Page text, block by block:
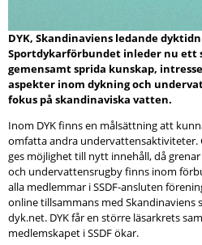
DYK, Skandinaviens ledande
Sportdykarförbundet inleder nu ett
gemensamt sprida kunskap,
aspekter inom dykning och
fokus på skandinaviska vatten.
Inom DYK finns en målsättning att
omfatta andra undervattensaktiviteter.
ges möjlighet till nytt innehåll, då
och undervattensrugby finns inom
alla medlemmar i SSDF-ansluten
online tillsammans med Skandinaviens
dyk.net. DYK får en större läsarkrets
medlemskapet i SSDF ökar.